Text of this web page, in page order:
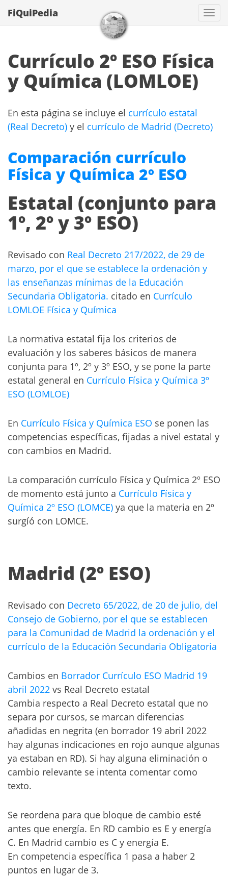
FiQuiPedia
Currículo 2º ESO Física
y Química (LOMLOE)
En esta página se incluye el currículo estatal
(Real Decreto) y el currículo de Madrid (Decreto)
Comparación currículo
Física y Química 2º ESO
Estatal (conjunto para
1º, 2º y 3º ESO)
Revisado con Real Decreto 217/2022, de 29 de
marzo, por el que se establece la ordenación y
las enseñanzas mínimas de la Educación
Secundaria Obligatoria. citado en Currículo
LOMLOE Física y Química
La normativa estatal fija los criterios de
evaluación y los saberes básicos de manera
conjunta para 1º, 2º y 3º ESO, y se pone la parte
estatal general en Currículo Física y Química 3º
ESO (LOMLOE)
En Currículo Física y Química ESO se ponen las
competencias específicas, fijadas a nivel estatal y
con cambios en Madrid.
La comparación currículo Física y Química 2º ESO
de momento está junto a Currículo Física y
Química 2º ESO (LOMCE) ya que la materia en 2º
surgíó con LOMCE.
Madrid (2º ESO)
Revisado con Decreto 65/2022, de 20 de julio, del
Consejo de Gobierno, por el que se establecen
para la Comunidad de Madrid la ordenación y el
currículo de la Educación Secundaria Obligatoria
Cambios en Borrador Currículo ESO Madrid 19
abril 2022 vs Real Decreto estatal
Cambia respecto a Real Decreto estatal que no
separa por cursos, se marcan diferencias
añadidas en negrita (en borrador 19 abril 2022
hay algunas indicaciones en rojo aunque algunas
ya estaban en RD). Si hay alguna eliminación o
cambio relevante se intenta comentar como
texto.
Se reordena para que bloque de cambio esté
antes que energía. En RD cambio es E y energía
C. En Madrid cambio es C y energía E.
En competencia específica 1 pasa a haber 2
puntos en lugar de 3.